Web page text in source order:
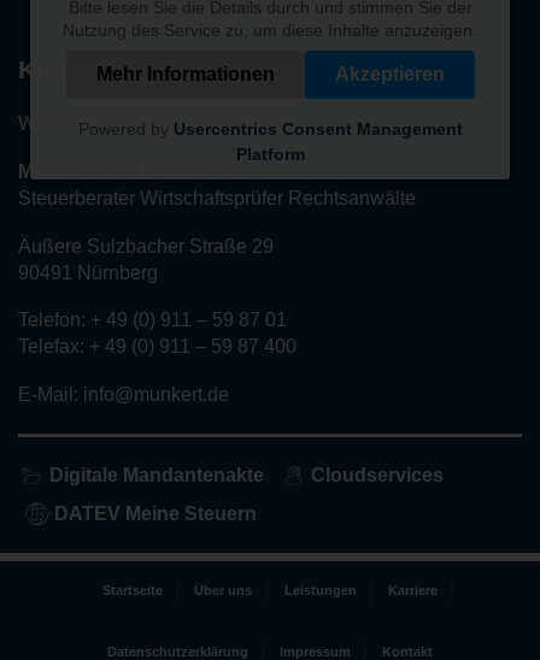
Bitte lesen Sie die Details durch und stimmen Sie der
Nutzung des Service zu, um diese Inhalte anzuzeigen.
Mehr Informationen Akzeptieren
Powered by Usercentrics Consent Management
Platform
Kontakt
Wir freuen uns auf Ihren Besuch!
MUNKERT & PARTNER
Steuerberater Wirtschaftsprüfer Rechtsanwälte
Äußere Sulzbacher Straße 29
90491 Nürnberg
Telefon: + 49 (0) 911 – 59 87 01
Telefax: + 49 (0) 911 – 59 87 400
E-Mail: info@munkert.de
Digitale Mandantenakte
Cloudservices
DATEV Meine Steuern
Startseite Über uns Leistungen Karriere
Datenschutzerklärung Impressum Kontakt